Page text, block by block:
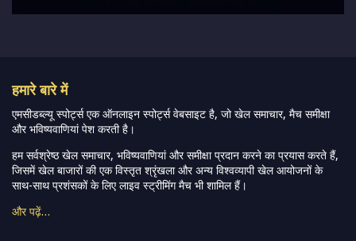
हमारे बारे में
एमसीडब्ल्यू स्पोर्ट्स एक ऑनलाइन स्पोर्ट्स वेबसाइट है, जो खेल समाचार, मैच समीक्षा
और भविष्यवाणियां पेश करती है।
हम सर्वश्रेष्ठ खेल समाचार, भविष्यवाणियां और समीक्षा प्रदान करने का प्रयास करते हैं,
जिसमें खेल बाजारों की एक विस्तृत श्रृंखला और अन्य विश्वव्यापी खेल आयोजनों के
साथ-साथ प्रशंसकों के लिए लाइव स्ट्रीमिंग मैच भी शामिल हैं।
और पढ़ें…